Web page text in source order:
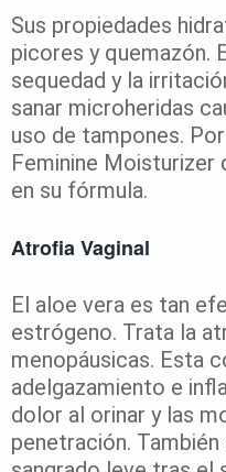
Sus propiedades
picores y quemazón.
sequedad y la
sanar microheridas
uso de tampones.
Feminine Moisturizer
en su fórmula.
Atrofia Vaginal
El aloe vera es tan
estrógeno. Trata la
menopáusicas. Esta
adelgazamiento e
dolor al orinar y las
penetración. También